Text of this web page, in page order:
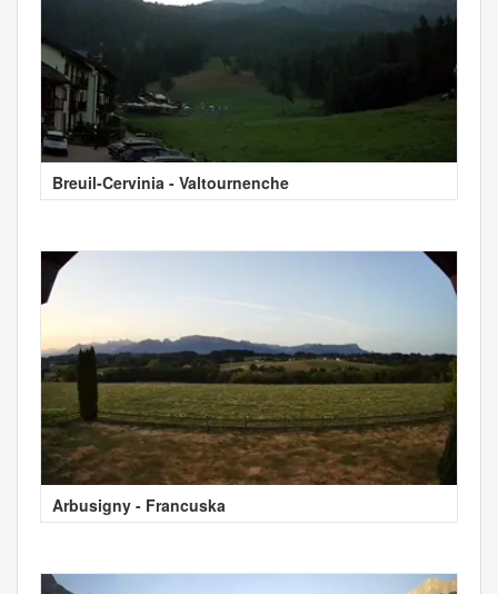
Breuil-Cervinia - Valtournenche
Arbusigny - Francuska